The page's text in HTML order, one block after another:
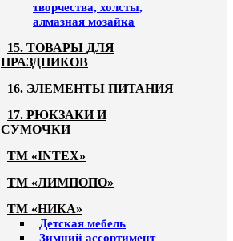
творчества, холсты,
алмазная мозайка
15. ТОВАРЫ ДЛЯ
ПРАЗДНИКОВ
16. ЭЛЕМЕНТЫ ПИТАНИЯ
17. РЮКЗАКИ И
СУМОЧКИ
ТМ «INTEX»
ТМ «ЛИМПОПО»
ТМ «НИКА»
Детская мебель
Зимний ассортимент